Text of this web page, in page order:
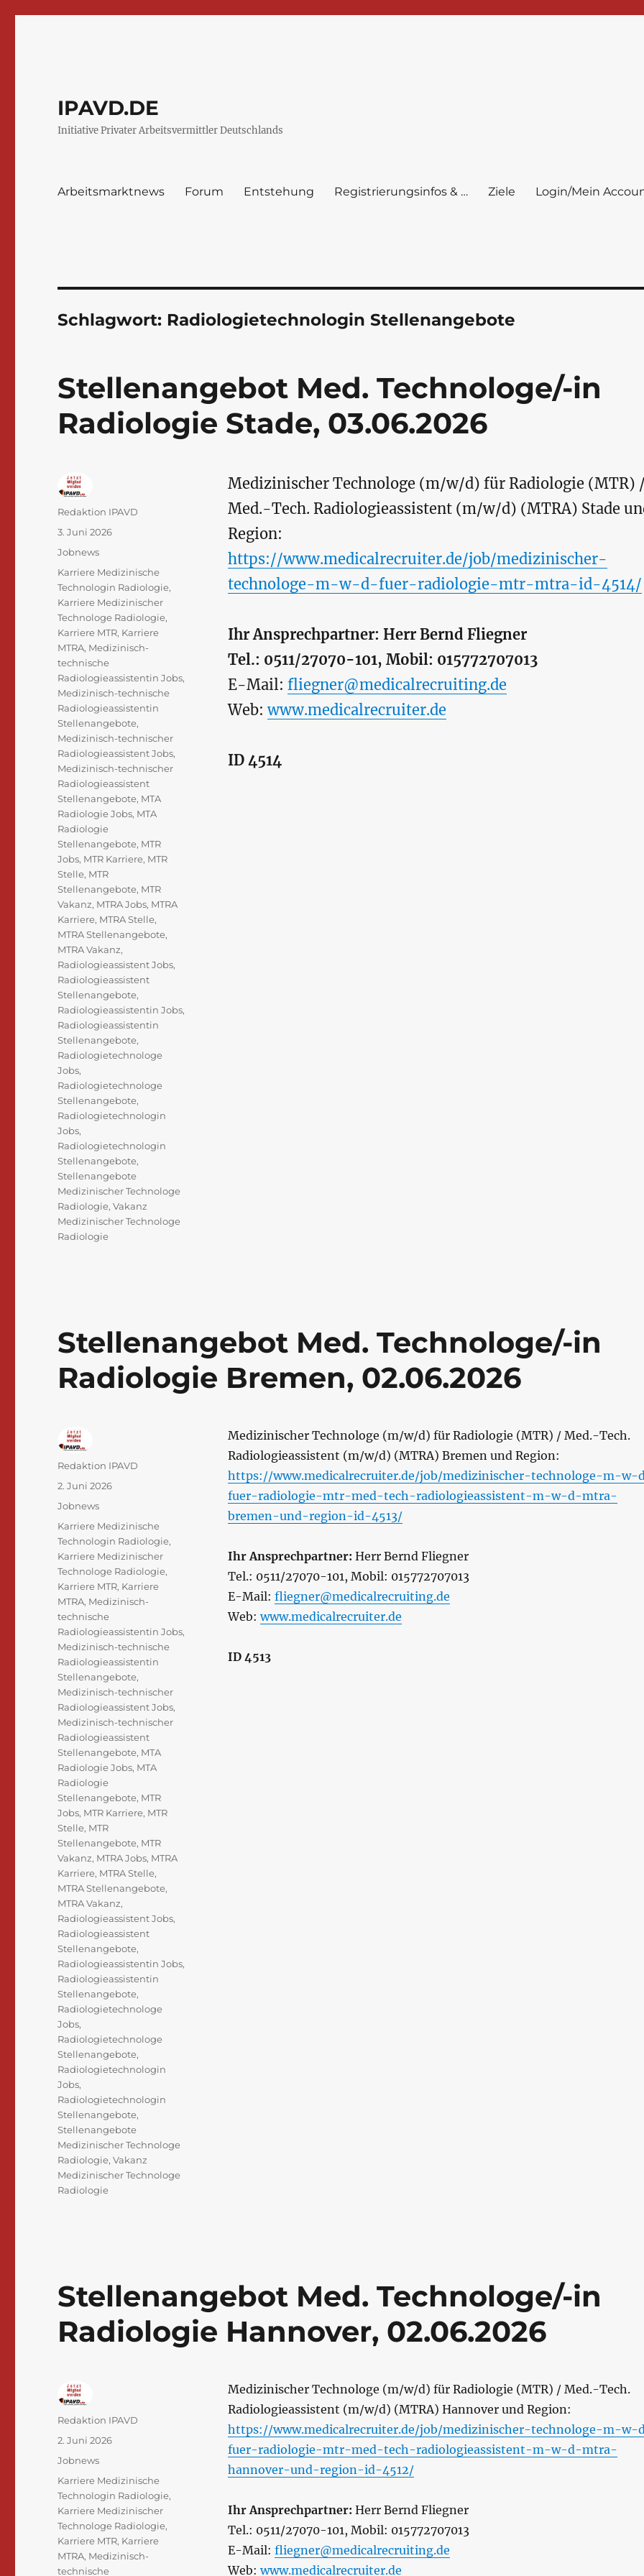
IPAVD.DE
Initiative Privater Arbeitsvermittler Deutschlands
Arbeitsmarktnews Forum Entstehung Registrierungsinfos & … Ziele Login/Mein
Schlagwort: Radiologietechnologin Stellenangebote
Stellenangebot Med. Technologe/-in
Radiologie Stade, 03.06.2026
Medizinischer Technologe (m/w/d) für Radiologie (MTR)
Med.-Tech. Radiologieassistent (m/w/d) (MTRA) Stade
Region:
https://www.medicalrecruiter.de/job/medizinischer-
technologe-m-w-d-fuer-radiologie-mtr-mtra-id-4514/
Ihr Ansprechpartner: Herr Bernd Fliegner
Tel.: 0511/27070-101, Mobil: 015772707013
E-Mail: fliegner@medicalrecruiting.de
Web:www.medicalrecruiter.de
ID 4514
Autor
Redaktion IPAVD
Veröffentlicht
am
3. Juni 2026
Kategorien
Jobnews
Schlagwörter
Karriere Medizinische
Technologin Radiologie,
Karriere Medizinischer
Technologe Radiologie,
Karriere MTR, Karriere
MTRA, Medizinisch-
technische
Radiologieassistentin Jobs,
Medizinisch-technische
Radiologieassistentin
Stellenangebote,
Medizinisch-technischer
Radiologieassistent Jobs,
Medizinisch-technischer
Radiologieassistent
Stellenangebote, MTA
Radiologie Jobs, MTA
Radiologie
Stellenangebote, MTR
Jobs, MTR Karriere, MTR
Stelle, MTR
Stellenangebote, MTR
Vakanz, MTRA Jobs, MTRA
Karriere, MTRA Stelle,
MTRA Stellenangebote,
MTRA Vakanz,
Radiologieassistent Jobs,
Radiologieassistent
Stellenangebote,
Radiologieassistentin Jobs,
Radiologieassistentin
Stellenangebote,
Radiologietechnologe
Jobs,
Radiologietechnologe
Stellenangebote,
Radiologietechnologin
Jobs,
Radiologietechnologin
Stellenangebote,
Stellenangebote
Medizinischer Technologe
Radiologie,Vakanz
Medizinischer Technologe
Radiologie
Stellenangebot Med. Technologe/-in
Radiologie Bremen, 02.06.2026
Medizinischer Technologe (m/w/d) für Radiologie (MTR) / Med.-Tech.
Radiologieassistent (m/w/d) (MTRA) Bremen und Region:
https://www.medicalrecruiter.de/job/medizinischer-technologe-m-w-
fuer-radiologie-mtr-med-tech-radiologieassistent-m-w-d-mtra-
bremen-und-region-id-4513/
Ihr Ansprechpartner: Herr Bernd Fliegner
Tel.: 0511/27070-101, Mobil: 015772707013
E-Mail: fliegner@medicalrecruiting.de
Web:www.medicalrecruiter.de
ID 4513
Autor
Redaktion IPAVD
Veröffentlicht
am
2. Juni 2026
Kategorien
Jobnews
Schlagwörter
Karriere Medizinische
Technologin Radiologie,
Karriere Medizinischer
Technologe Radiologie,
Karriere MTR, Karriere
MTRA, Medizinisch-
technische
Radiologieassistentin Jobs,
Medizinisch-technische
Radiologieassistentin
Stellenangebote,
Medizinisch-technischer
Radiologieassistent Jobs,
Medizinisch-technischer
Radiologieassistent
Stellenangebote, MTA
Radiologie Jobs, MTA
Radiologie
Stellenangebote, MTR
Jobs, MTR Karriere, MTR
Stelle, MTR
Stellenangebote, MTR
Vakanz, MTRA Jobs, MTRA
Karriere, MTRA Stelle,
MTRA Stellenangebote,
MTRA Vakanz,
Radiologieassistent Jobs,
Radiologieassistent
Stellenangebote,
Radiologieassistentin Jobs,
Radiologieassistentin
Stellenangebote,
Radiologietechnologe
Jobs,
Radiologietechnologe
Stellenangebote,
Radiologietechnologin
Jobs,
Radiologietechnologin
Stellenangebote,
Stellenangebote
Medizinischer Technologe
Radiologie,Vakanz
Medizinischer Technologe
Radiologie
Stellenangebot Med. Technologe/-in
Radiologie Hannover, 02.06.2026
Medizinischer Technologe (m/w/d) für Radiologie (MTR) / Med.-Tech.
Radiologieassistent (m/w/d) (MTRA) Hannover und Region:
https://www.medicalrecruiter.de/job/medizinischer-technologe-m-w-
fuer-radiologie-mtr-med-tech-radiologieassistent-m-w-d-mtra-
hannover-und-region-id-4512/
Ihr Ansprechpartner: Herr Bernd Fliegner
Tel.: 0511/27070-101, Mobil: 015772707013
E-Mail: fliegner@medicalrecruiting.de
Web:www.medicalrecruiter.de
Autor
Redaktion IPAVD
Veröffentlicht
am
2. Juni 2026
Kategorien
Jobnews
Schlagwörter
Karriere Medizinische
Technologin Radiologie,
Karriere Medizinischer
Technologe Radiologie,
Karriere MTR, Karriere
MTRA, Medizinisch-
technische